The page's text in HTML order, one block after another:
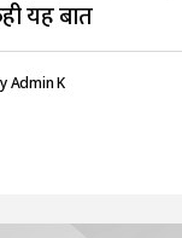
यह बात
Admin K